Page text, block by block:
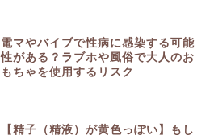
電マやバイブで性病に感染する可能
性がある？ラブホや風俗で大人のお
もちゃを使用するリスク
【精子（精液）が黄色っぽい】もし